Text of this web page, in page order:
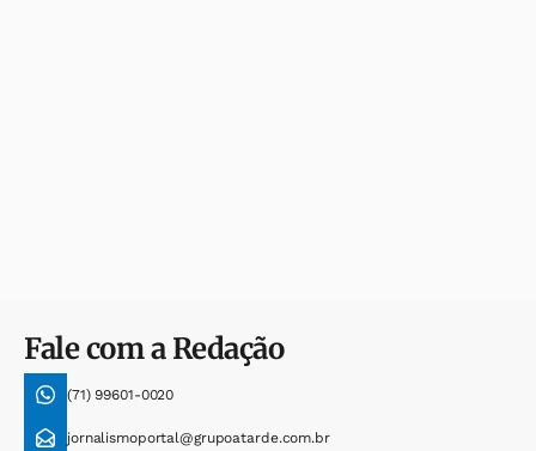
Fale com a Redação
(71) 99601-0020
jornalismoportal@grupoatarde.com.br